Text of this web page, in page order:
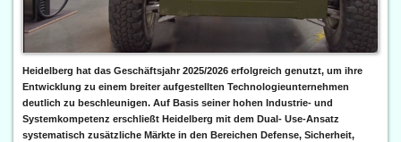
Heidelberg hat das Geschäftsjahr 2025/2026 erfolgreich genutzt, um ihre
Entwicklung zu einem breiter aufgestellten Technologieunternehmen
deutlich zu beschleunigen. Auf Basis seiner hohen Industrie- und
Systemkompetenz erschließt Heidelberg mit dem Dual- Use-Ansatz
systematisch zusätzliche Märkte in den Bereichen Defense, Sicherheit,